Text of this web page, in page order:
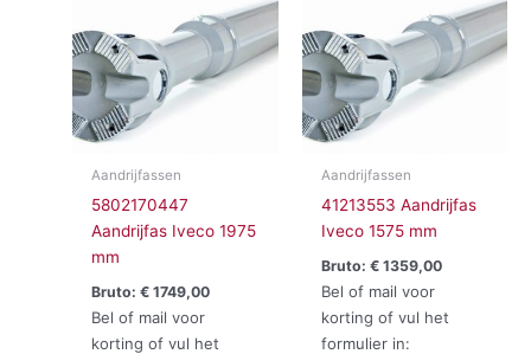
Aandrijfassen
5802170447
Aandrijfas Iveco 1975
mm
Bruto:€ 1749,00
Bel of mail voor
korting of vul het
Aandrijfassen
41213553 Aandrijfas
Iveco 1575 mm
Bruto: €1359,00
Bel of mail voor
korting of vul het
formulier in: